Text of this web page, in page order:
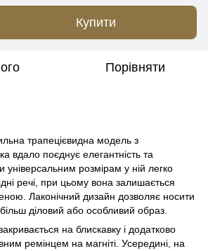
Купити
Порівняти
трапецієвидна модель з
вдало поєднує елегантність та
універсальним розмірам у ній легко
речі, при цьому вона залишається
Лаконічний дизайн дозволяє носити
діловий або особливий образ.
на блискавку і додатково
ремінцем на магніті. Усередині, на